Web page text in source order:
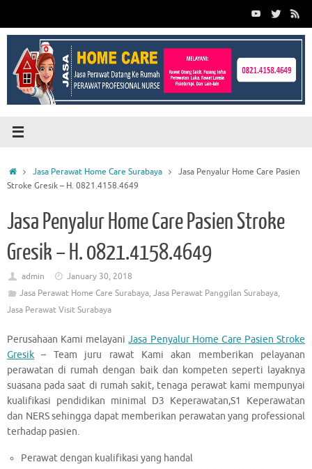
content
HomeJasa Perawat Home Care Surabaya
Jasa Penyalur Home Care Pasien
Stroke Gresik – H. 0821.4158.4649
Jasa Penyalur Home Care Pasien Stroke
Gresik – H. 0821.4158.4649
admin
January 30, 2018
Jasa Perawat Home Care Surabaya, Jasa Perawat Panggilan Surabaya,
Jasa Perawat Visit Surabaya
Perusahaan Kami melayaniJasa Penyalur Home Care Pasien Stroke
Gresik – Team juru rawat Kami akan memberikan pelayanan
perawatan di rumah dengan baik dan kompeten seperti layaknya
suasana pada saat di rumah sakit, tenaga perawat kami mempunyai
kualifikasi pendidikan minimal D3 Keperawatan,S1 Keperawatan
dan NERS sehingga dapat memberikan perawatan yang professional
terhadap pasien.
Perawat dengan kualifikasi yang handal